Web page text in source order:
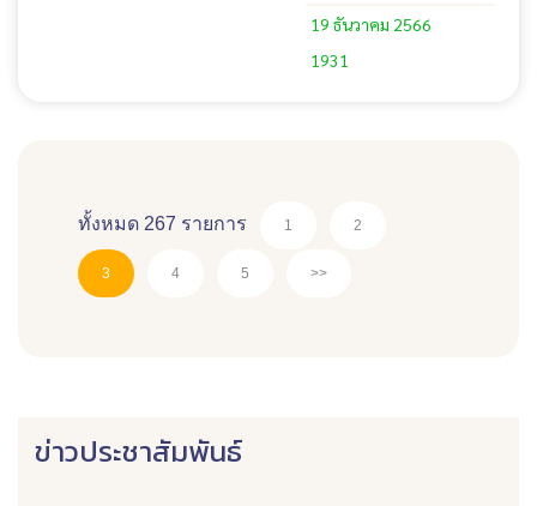
19 ธันวาคม 2566
1931
ทั้งหมด 267 รายการ 1 2
3 4 5 >>
ข่าวประชาสัมพันธ์